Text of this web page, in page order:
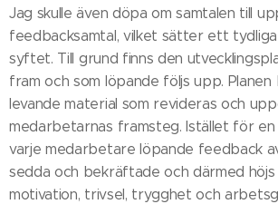
Jag skulle även döpa om samtalen till
feedbacksamtal, vilket sätter ett
syftet. Till grund finns den
fram och som löpande följs upp.
levande material som revideras och
medarbetarnas framsteg. Istället för
varje medarbetare löpande feedback
sedda och bekräftade och därmed höjs
motivation, trivsel, trygghet och